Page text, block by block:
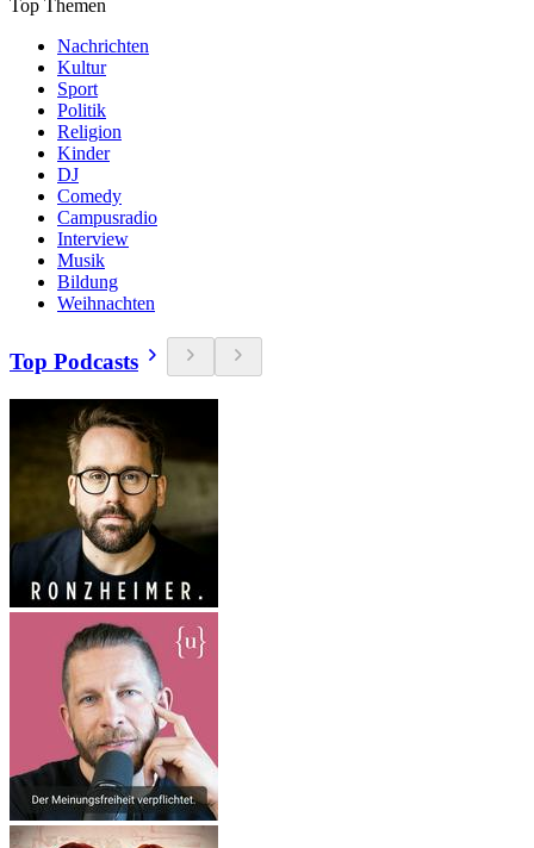
Top Themen
Nachrichten
Kultur
Sport
Politik
Religion
Kinder
DJ
Comedy
Campusradio
Interview
Musik
Bildung
Weihnachten
Top Podcasts